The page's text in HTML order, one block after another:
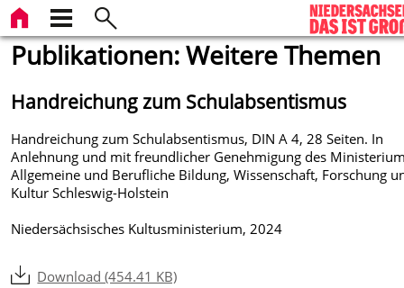
Publikationen: Weitere Themen
Handreichung zum Schulabsentismus
Handreichung zum Schulabsentismus, DIN A 4, 28 Seiten. In
Anlehnung und mit freundlicher Genehmigung des
Allgemeine und Berufliche Bildung, Wissenschaft, Forschung
Kultur Schleswig-Holstein
Niedersächsisches Kultusministerium, 2024
Download (454.41 KB)